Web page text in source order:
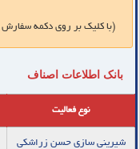
(با کلیک بر روی دکمه سفارش
بانک اطلاعات اصناف
نوع فعالیت
شیرینی سازی حسن زراشکی